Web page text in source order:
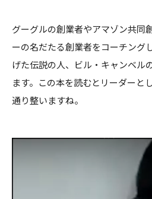
グーグルの創業者やアマゾン共同
ーの名だたる創業者をコーチング
げた伝説の人、ビル・キャンベル
ます。この本を読むとリーダーと
通り整いますね。